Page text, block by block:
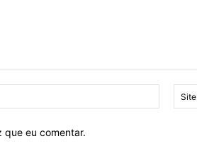
mail:*
que eu comentar.